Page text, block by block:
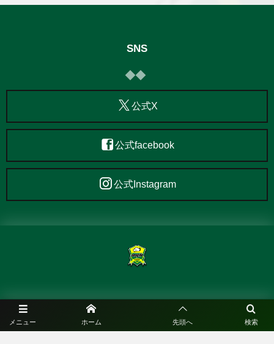
メニュー 検索
ホーム 先頭へ
SNS
公式X
公式facebook
公式Instagram
2020 - 2026